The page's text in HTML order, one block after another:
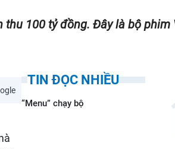
thu 100 tỷ đồng. Đây là bộ phim
TIN ĐỌC NHIỀU
“Menu” chạy bộ